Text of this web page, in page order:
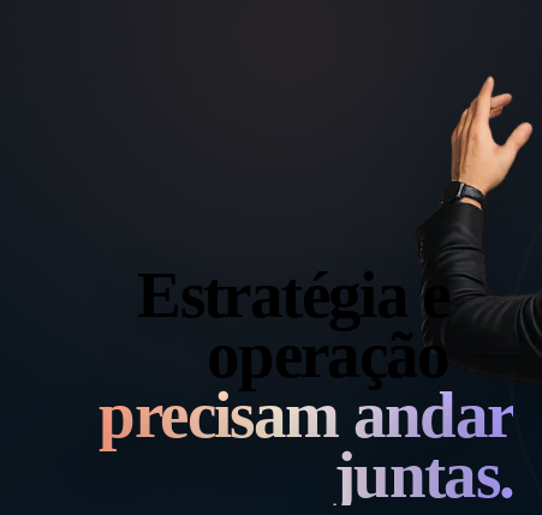
Estratégia e
operação
precisam andar
juntas.